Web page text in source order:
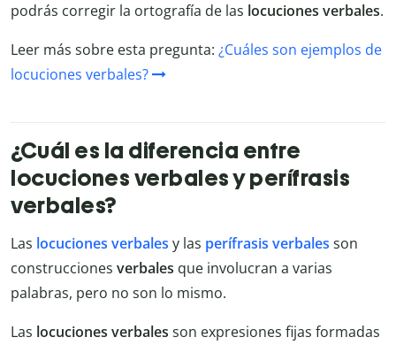
podrás corregir la ortografía de las locuciones verbales.
Leer más sobre esta pregunta: ¿Cuáles son ejemplos de
locuciones verbales?
¿Cuál es la diferencia entre
locuciones verbales y perífrasis
verbales?
Las locuciones verbales y las perífrasis verbales son
construcciones verbales que involucran a varias
palabras, pero no son lo mismo.
Las locuciones verbales son expresiones fijas formadas